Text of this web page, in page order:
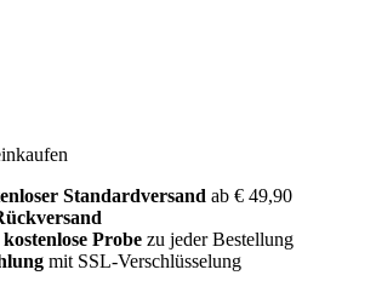
Standardversand ab € 49,90
Probe zu jeder Bestellung
mit SSL-Verschlüsselung